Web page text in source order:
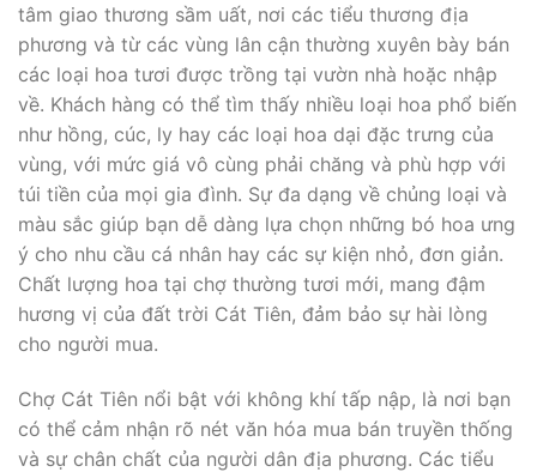
tâm giao thương sầm uất, nơi các tiểu thương địa
phương và từ các vùng lân cận thường xuyên bày bán
các loại hoa tươi được trồng tại vườn nhà hoặc nhập
về. Khách hàng có thể tìm thấy nhiều loại hoa phổ biến
như hồng, cúc, ly hay các loại hoa dại đặc trưng của
vùng, với mức giá vô cùng phải chăng và phù hợp với
túi tiền của mọi gia đình. Sự đa dạng về chủng loại và
màu sắc giúp bạn dễ dàng lựa chọn những bó hoa ưng
ý cho nhu cầu cá nhân hay các sự kiện nhỏ, đơn giản.
Chất lượng hoa tại chợ thường tươi mới, mang đậm
hương vị của đất trời Cát Tiên, đảm bảo sự hài lòng
cho người mua.
Chợ Cát Tiên nổi bật với không khí tấp nập, là nơi bạn
có thể cảm nhận rõ nét văn hóa mua bán truyền thống
và sự chân chất của người dân địa phương. Các tiểu